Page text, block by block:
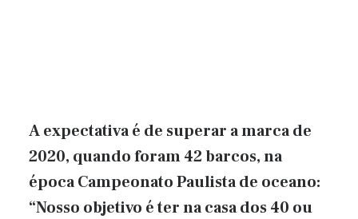
A expectativa é de superar a marca de
2020, quando foram 42 barcos, na
época Campeonato Paulista de oceano:
“Nosso objetivo é ter na casa dos 40 ou